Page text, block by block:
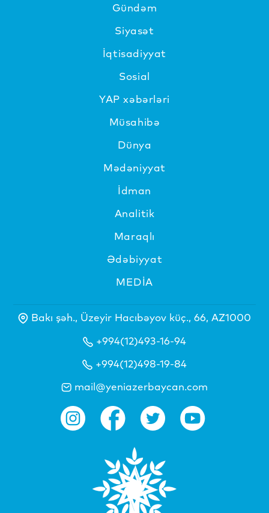
Gündəm
Siyasət
İqtisadiyyat
Sosial
YAP xəbərləri
Müsahibə
Dünya
Mədəniyyat
İdman
Analitik
Maraqlı
Ədəbiyyat
MEDİA
Bakı şəh., Üzeyir Hacıbəyov küç., 66, AZ1000
+994(12)493-16-94
+994(12)498-19-84
mail@yeniazerbaycan.com